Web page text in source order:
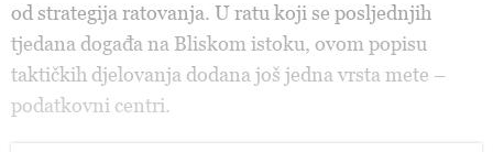
od strategija ratovanja. U ratu koji se posljednjih
tjedana događa na Bliskom istoku, ovom popisu
taktičkih djelovanja dodana još jedna vrsta mete –
podatkovni centri.